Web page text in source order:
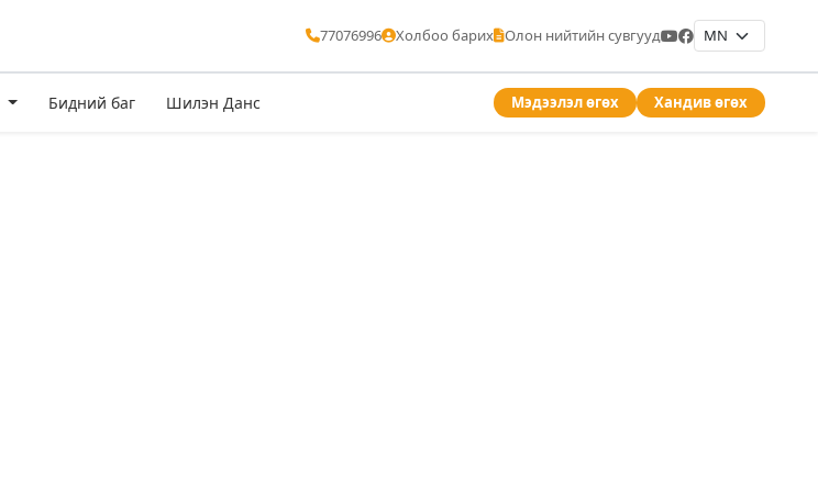
77076996 Холбоо барих Олон нийтийн сувгууд
Бидний баг Шилэн Данс Мэдээлэл өгөх Хандив өгөх